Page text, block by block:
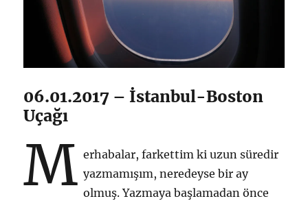
06.01.2017 – İstanbul-Boston
Uçağı
M erhabalar, farkettim ki uzun süredir
yazmamışım, neredeyse bir ay
olmuş. Yazmaya başlamadan önce